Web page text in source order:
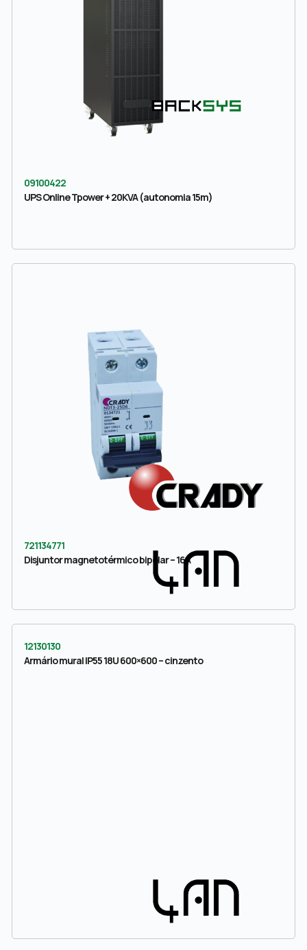
09100422
UPS Online Tpower + 20KVA (autonomia 15m)
721134771
Disjuntor magnetotérmico bipolar – 16A
12130130
Armário mural IP55 18U 600×600 – cinzento